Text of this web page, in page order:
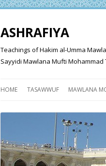
ASHRAFIYA
Teachings of Hakim al-Umma
Sayyidi Mawlana Mufti
HOME TASAWWUF MAWLANA